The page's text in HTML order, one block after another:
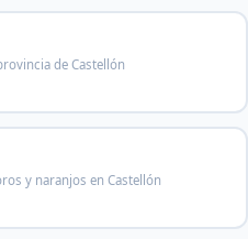
de Castellón
y naranjos en Castellón